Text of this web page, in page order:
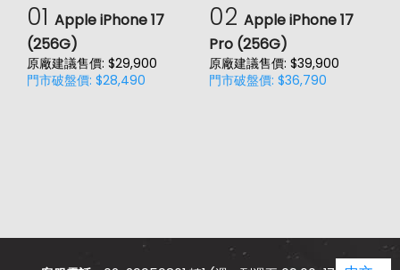
01 Apple iPhone 17
(256G)
原廠建議售價: $29,900
門市破盤價: $28,490
02 Apple iPhone 17
Pro (256G)
原廠建議售價: $39,900
門市破盤價: $36,790